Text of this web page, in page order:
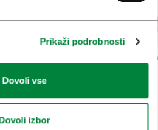
Prikaži podrobnosti
Dovoli vse
izbor
18:00